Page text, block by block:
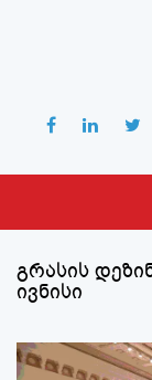
გრასის
ივნისი